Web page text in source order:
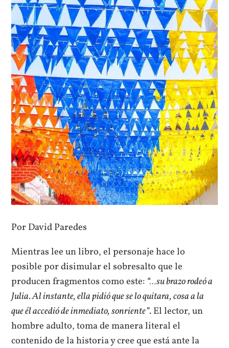
Por David Paredes
Mientras lee un libro, el personaje hace lo
posible por disimular el sobresalto que le
producen fragmentos como este: “…su brazo rodeó a
Julia. Al instante, ella pidió que se lo quitara, cosa a la
que él accedió de inmediato, sonriente”. El lector, un
hombre adulto, toma de manera literal el
contenido de la historia y cree que está ante la